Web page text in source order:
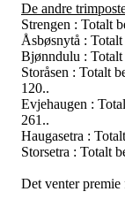
De andre
Strengen : Totalt
Åsbøsnytå :
Bjønndulu : Totalt
Storåsen : Totalt
120..
Evjehaugen :
261..
Haugasetra :
Storsetra : Totalt
Det venter